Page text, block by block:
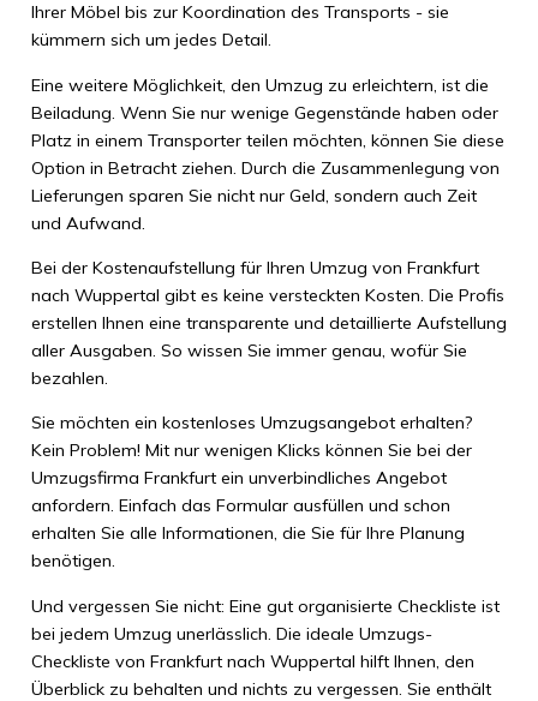
Ihrer Möbel bis zur Koordination des Transports - sie
kümmern sich um jedes Detail.
Eine weitere Möglichkeit, den Umzug zu erleichtern, ist die
Beiladung. Wenn Sie nur wenige Gegenstände haben oder
Platz in einem Transporter teilen möchten, können Sie diese
Option in Betracht ziehen. Durch die Zusammenlegung von
Lieferungen sparen Sie nicht nur Geld, sondern auch Zeit
und Aufwand.
Bei der Kostenaufstellung für Ihren Umzug von Frankfurt
nach Wuppertal gibt es keine versteckten Kosten. Die Profis
erstellen Ihnen eine transparente und detaillierte Aufstellung
aller Ausgaben. So wissen Sie immer genau, wofür Sie
bezahlen.
Sie möchten ein kostenloses Umzugsangebot erhalten?
Kein Problem! Mit nur wenigen Klicks können Sie bei der
Umzugsfirma Frankfurt ein unverbindliches Angebot
anfordern. Einfach das Formular ausfüllen und schon
erhalten Sie alle Informationen, die Sie für Ihre Planung
benötigen.
Und vergessen Sie nicht: Eine gut organisierte Checkliste ist
bei jedem Umzug unerlässlich. Die ideale Umzugs-
Checkliste von Frankfurt nach Wuppertal hilft Ihnen, den
Überblick zu behalten und nichts zu vergessen. Sie enthält